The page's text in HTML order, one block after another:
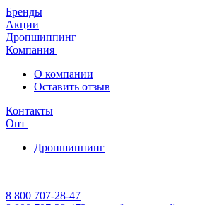
Бренды
Акции
Дропшиппинг
Компания
О компании
Оставить отзыв
Контакты
Опт
Дропшиппинг
8 800 707-28-47